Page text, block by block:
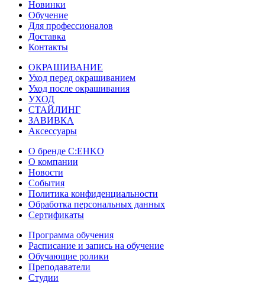
Новинки
Обучение
Для профессионалов
Доставка
Контакты
ОКРАШИВАНИЕ
Уход перед окрашиванием
Уход после окрашивания
УХОД
СТАЙЛИНГ
ЗАВИВКА
Аксессуары
О бренде C:EHKO
О компании
Новости
События
Политика конфиденциальности
Обработка персональных данных
Сертификаты
Программа обучения
Расписание и запись на обучение
Обучающие ролики
Преподаватели
Студии